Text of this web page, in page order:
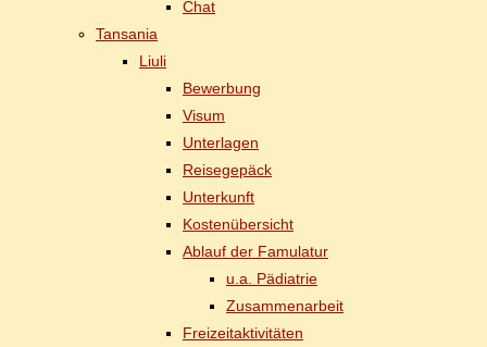
Chat
Tan­sa­nia
Liu­li
Be­wer­bung
Vi­sum
Un­ter­la­gen
Rei­se­ge­päck
Un­ter­kunft
Kos­ten­über­sicht
Ab­lauf der Famulatur
u.a. Päd­ia­trie
Zu­sam­men­ar­beit
Frei­zeit­ak­ti­vi­tä­ten